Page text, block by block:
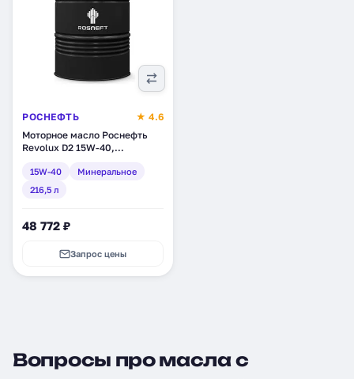
РОСНЕФТЬ
★ 4.6
Моторное масло Роснефть
Revolux D2 15W-40,
(40625870)
15W-40
Минеральное
216,5 л
48 772 ₽
Запрос цены
Вопросы про масла с